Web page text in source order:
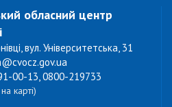
обласний центр
вул. Університетська, 31
00-13, 0800-219733
карті)